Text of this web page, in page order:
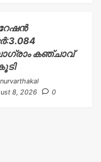
കഞ്ചാവ്
8, 2026
0